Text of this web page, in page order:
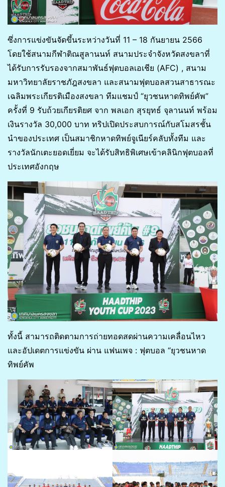
ซึ่งการแข่งขันจัดขึ้นระหว่างวันที่ 11 – 18 กันยายน 2566
โดยใช้สนามกีฬาติณสูลานนท์ สนามประจำจังหวัดสงขลาที่
ได้รับการรับรองจากสมาพันธ์ฟุตบอลเอเชีย (AFC) , สนาม
มหาวิทยาลัยราชภัฎสงขลา และสนามฟุตบอลสวนสาธารณะ
เฉลิมพระเกียรติเมืองสงขลา ทีมแชมป์ “ยุวชนหาดทิพย์คัพ”
ครั้งที่ 9 รับถ้วยเกียรติยศ จาก พลเอก สุรยุทธ์ จุลานนท์ พร้อม
เงินรางวัล 30,000 บาท ทริปเปิดประสบการณ์กับสโมสรชั้น
นำของประเทศ เป็นสมาชิกหาดทิพย์จูเนียร์คลับทั้งทีม และ
รางวัลนักเตะยอดเยี่ยม จะได้รับสิทธิพิเศษเข้าคลินิกฟุตบอลที่
ประเทศอังกฤษ
ทั้งนี้ สามารถติดตามการถ่ายทอดสดผ่านความเคลื่อนไหว
และอัปเดตการแข่งขัน ผ่าน แฟนเพจ : ฟุตบอล “ยุวชนหาด
ทิพย์คัพ